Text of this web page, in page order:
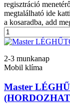
regisztráció
megtalálható ide
a kosaradba, add
2-3 munkanap
Mobil klíma
Master